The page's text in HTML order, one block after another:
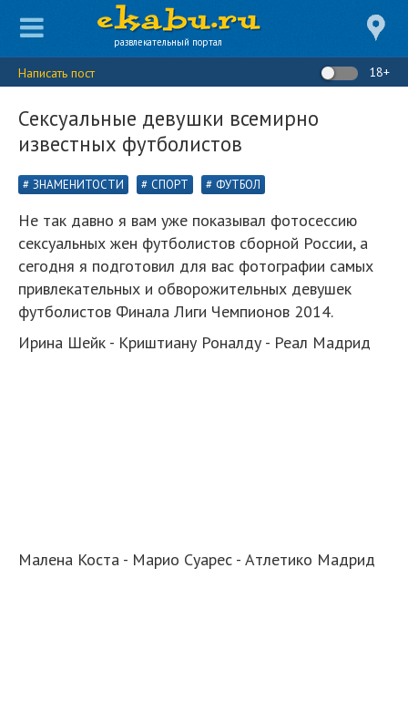
развлекательный портал
Написать пост 18+
Сексуальные девушки всемирно
известных футболистов
ЗНАМЕНИТОСТИ СПОРТ ФУТБОЛ
Не так давно я вам уже показывал фотосессию
сексуальных жен футболистов сборной России, а
сегодня я подготовил для вас фотографии самых
привлекательных и обворожительных девушек
футболистов Финала Лиги Чемпионов 2014.
Ирина Шейк - Криштиану Роналду - Реал Мадрид
Малена Коста - Марио Суарес - Атлетико Мадрид